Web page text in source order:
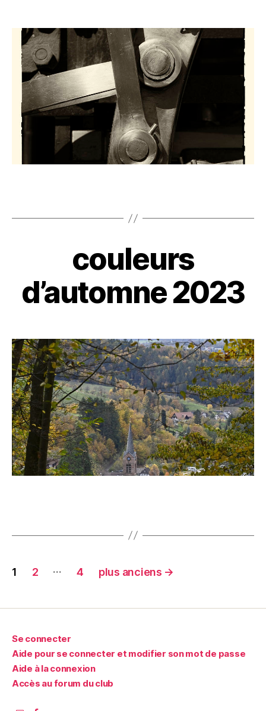
couleurs
d’automne 2023
Pagination
1 2 … 4 plus anciens →
Se connecter
Aide pour se connecter et modifier son mot de passe
Aide à la connexion
Accès au forum du club